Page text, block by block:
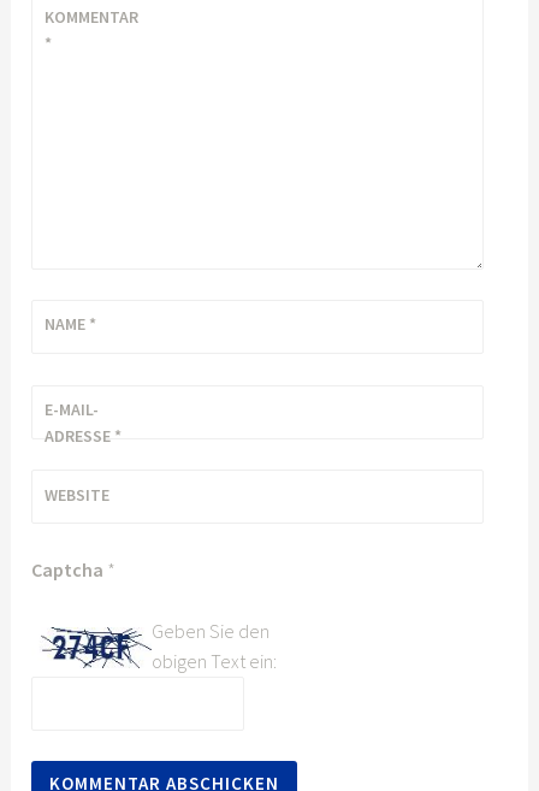
KOMMENTAR
*
NAME *
E-MAIL-
ADRESSE *
WEBSITE
Captcha *
Geben Sie den
obigen Text ein: